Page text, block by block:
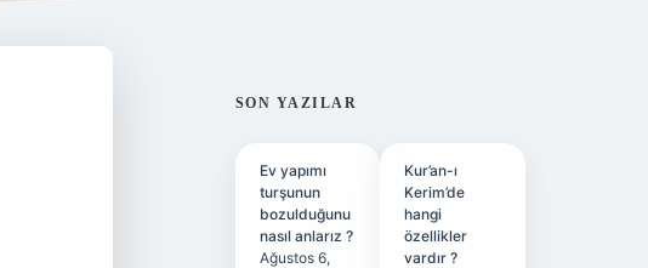
SIDEBAR
SON YAZILAR
Ev yapımı
turşunun
bozulduğunu
nasıl anlarız ?
Ağustos 6,
Kur’an-ı
Kerim’de
hangi
özellikler
vardır ?